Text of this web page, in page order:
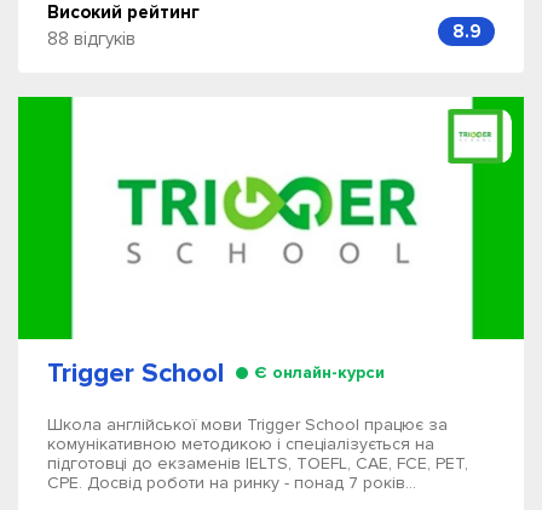
Високий рейтинг
88 відгуків
8.9
Trigger School Є онлайн-курси
Школа англійської мови Trigger School працює за
комунікативною методикою і спеціалізується на
підготовці до екзаменів IELTS, TOEFL, CAE, FCE, PET,
CPE. Досвід роботи на ринку - понад 7 років...